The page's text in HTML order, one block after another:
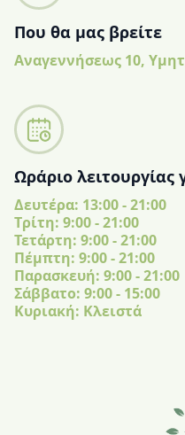
Που θα μας βρείτε
Αναγεννήσεως 10,
Ωράριο λειτουργίας
Δευτέρα: 13:00 - 21:00
Tρίτη: 9:00 - 21:00
Τετάρτη: 9:00 - 21:00
Πέμπτη: 9:00 - 21:00
Παρασκευή: 9:00 - 21:00
Σάββατο: 9:00 - 15:00
Κυριακή: Κλειστά